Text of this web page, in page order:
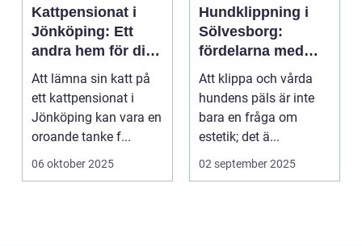
Kattpensionat i
Jönköping: Ett
andra hem för din
katt
Att lämna sin katt på
ett kattpensionat i
Jönköping kan vara en
oroande tanke f...
06 oktober 2025
Hundklippning i
Sölvesborg:
fördelarna med
professionell
pälsvård
Att klippa och vårda
hundens päls är inte
bara en fråga om
estetik; det ä...
02 september 2025